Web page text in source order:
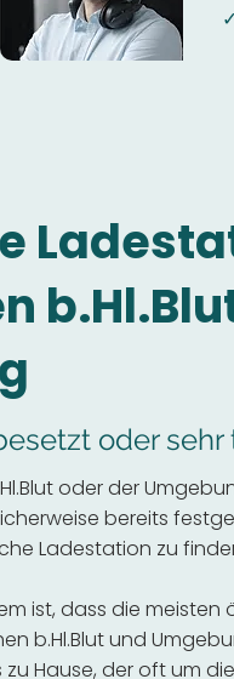
oder sehr
oder der
bereits
Ladestation zu
ist, dass die meisten
b.Hl.Blut und
Hause, der oft um